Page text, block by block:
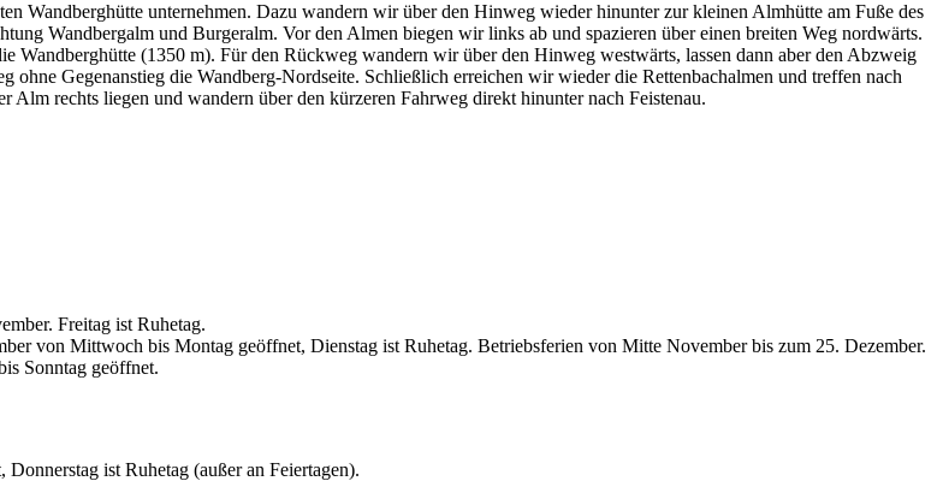
Wandberghütte unternehmen. Dazu wandern wir über den Hinweg wieder hinunter zur kleinen Almhütte am Fuße des
Wandbergalm und Burgeralm. Vor den Almen biegen wir links ab und spazieren über einen breiten Weg nordwärts.
Wandberghütte (1350 m). Für den Rückweg wandern wir über den Hinweg westwärts, lassen dann aber den Abzweig
ohne Gegenanstieg die Wandberg-Nordseite. Schließlich erreichen wir wieder die Rettenbachalmen und treffen nach
rechts liegen und wandern über den kürzeren Fahrweg direkt hinunter nach Feistenau.
Freitag ist Ruhetag.
von Mittwoch bis Montag geöffnet, Dienstag ist Ruhetag. Betriebsferien von Mitte November bis zum 25. Dezember.
Sonntag geöffnet.
ist Ruhetag (außer an Feiertagen).